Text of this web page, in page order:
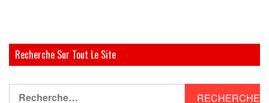
Recherche Sur Tout Le Site